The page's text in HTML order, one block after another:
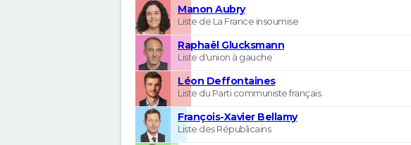
Manon Aubry
Liste de La France insoumise
Raphaël Glucksmann
Liste d'union à gauche
Léon Deffontaines
Liste du Parti communiste français
François-Xavier Bellamy
Liste des Républicains